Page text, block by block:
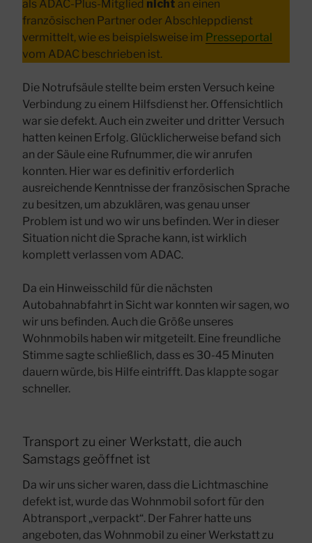
als ADAC-Plus-Mitglied nicht an einen
französischen Partner oder Abschleppdienst
vermittelt, wie es beispielsweise im Presseportal
vom ADAC beschrieben ist.
Die Notrufsäule stellte beim ersten Versuch keine
Verbindung zu einem Hilfsdienst her. Offensichtlich
war sie defekt. Auch ein zweiter und dritter Versuch
hatten keinen Erfolg. Glücklicherweise befand sich
an der Säule eine Rufnummer, die wir anrufen
konnten. Hier war es definitiv erforderlich
ausreichende Kenntnisse der französischen Sprache
zu besitzen, um abzuklären, was genau unser
Problem ist und wo wir uns befinden. Wer in dieser
Situation nicht die Sprache kann, ist wirklich
komplett verlassen vom ADAC.
Da ein Hinweisschild für die nächsten
Autobahnabfahrt in Sicht war konnten wir sagen, wo
wir uns befinden. Auch die Größe unseres
Wohnmobils haben wir mitgeteilt. Eine freundliche
Stimme sagte schließlich, dass es 30-45 Minuten
dauern würde, bis Hilfe eintrifft. Das klappte sogar
schneller.
Transport zu einer Werkstatt, die auch
Samstags geöffnet ist
Da wir uns sicher waren, dass die Lichtmaschine
defekt ist, wurde das Wohnmobil sofort für den
Abtransport „verpackt“. Der Fahrer hatte uns
angeboten, das Wohnmobil zu einer Werkstatt zu